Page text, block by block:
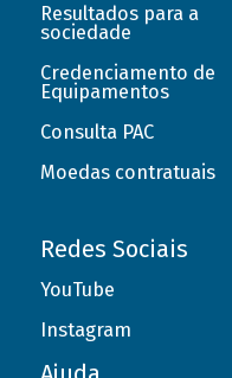
Resultados para a
sociedade
Credenciamento de
Equipamentos
Consulta PAC
Moedas contratuais
Redes Sociais
YouTube
Instagram